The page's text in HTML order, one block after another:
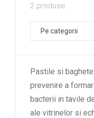
2 produse
Pe categorii
Pastile si
prevenire a
bacterii in tavile
ale vitrinelor si